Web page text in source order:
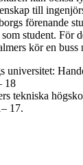
till
förenande
student. För
kör en buss
universitet:
18
tekniska
17.